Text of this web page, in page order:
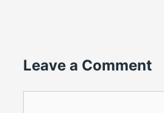
Leave a Comment